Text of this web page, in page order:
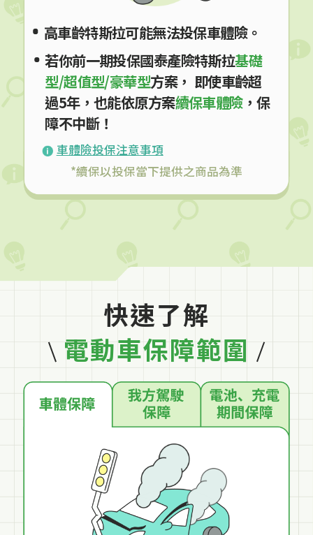
高車齡特斯拉可能無法投保車體險。
若你前一期投保國泰產險特斯拉基礎
型/超值型/豪華型方案， 即使車齡超
過5年，也能依原方案續保車體險，保
障不中斷！
車體險投保注意事項
*續保以投保當下提供之商品為準
快速了解
電動車保障範圍